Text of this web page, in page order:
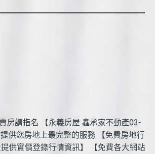
房請指名 【永義房屋 鑫承家不動產03-
供您房地上最完整的服務 【免費房地行
供實價登錄行情資訊】 【免費各大網站